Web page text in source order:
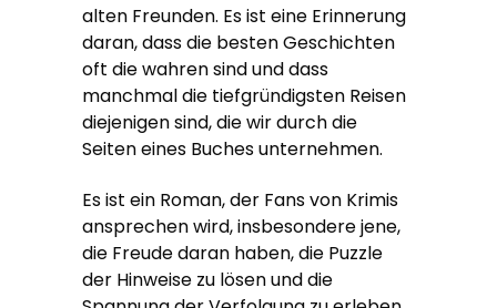
alten Freunden. Es ist eine Erinnerung
daran, dass die besten Geschichten
oft die wahren sind und dass
manchmal die tiefgründigsten Reisen
diejenigen sind, die wir durch die
Seiten eines Buches unternehmen.
Es ist ein Roman, der Fans von Krimis
ansprechen wird, insbesondere jene,
die Freude daran haben, die Puzzle
der Hinweise zu lösen und die